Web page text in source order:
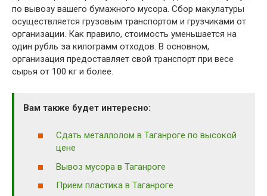
по вывозу вашего бумажного мусора. Сбор макулатуры
осуществляется грузовым транспортом и грузчиками от
организации. Как правило, стоимость уменьшается на
один рубль за килограмм отходов. В основном,
организация предоставляет свой транспорт при весе
сырья от 100 кг и более.
Вам также будет интересно:
Сдать металлолом в Таганроге по высокой
цене
Вывоз мусора в Таганроге
Прием пластика в Таганроге